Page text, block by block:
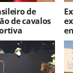
de
de cavalos